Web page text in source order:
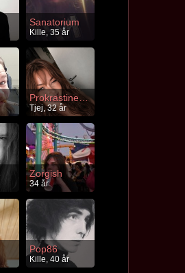
Sanatorium
Kille, 35 år
Prokrastinering
Tjej, 32 år
Zorgish
34 år
Pop86
Kille, 40 år